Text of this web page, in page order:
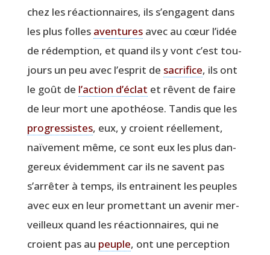
chez les réac­tion­naires, ils s’engagent dans
les plus folles aven­turesavec au cœur l’idée
de rédemp­tion, et quand ils y vont c’est tou­
jours un peu avec l’esprit de sacri­fice, ils ont
le goût de l’action d’éclat et rêvent de faire
de leur mort une apo­théose. Tan­dis que les
pro­gres­sistes, eux, y croient réel­le­ment,
naï­ve­ment même, ce sont eux les plus dan­
ge­reux évi­dem­ment car ils ne savent pas
s’arrêter à temps, ils entrainent les peuples
avec eux en leur pro­met­tant un ave­nir mer­
veilleux quand les réac­tion­naires, qui ne
croient pas au peuple, ont une per­cep­tion